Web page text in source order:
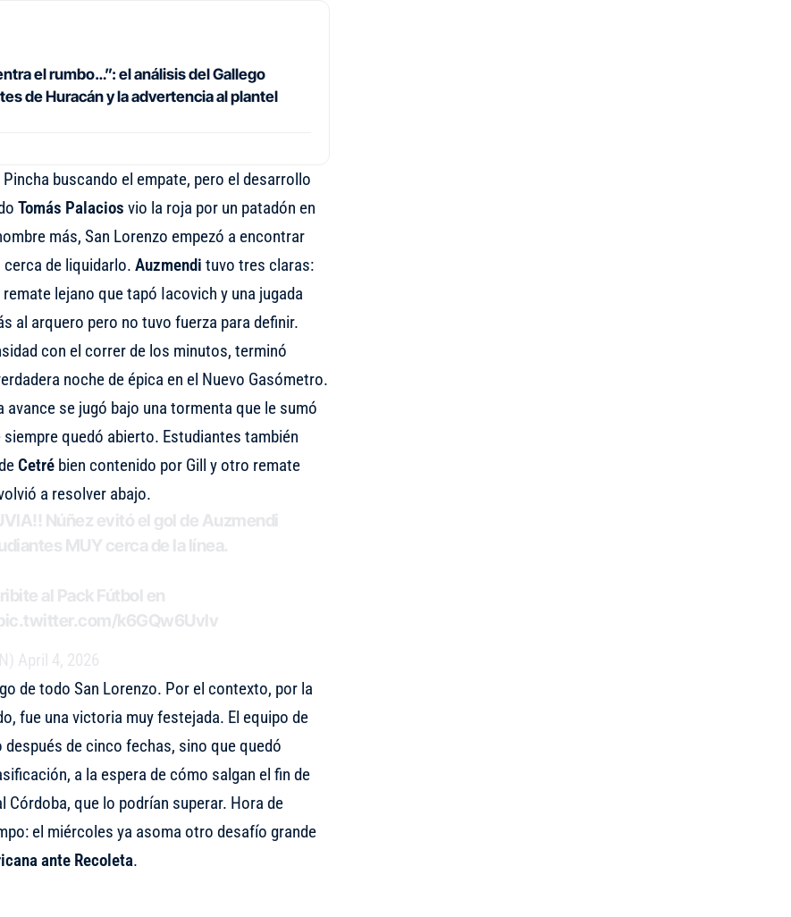
el rumbo…”: el análisis del Gallego
de Huracán y la advertencia al plantel
buscando el empate, pero el desarrollo
Tomás Palacios vio la roja por un patadón en
más, San Lorenzo empezó a encontrar
de liquidarlo. Auzmendi tuvo tres claras:
lejano que tapó Iacovich y una jugada
al arquero pero no tuvo fuerza para definir.
con el correr de los minutos, terminó
noche de épica en el Nuevo Gasómetro.
avance se jugó bajo una tormenta que le sumó
quedó abierto. Estudiantes también
Cetrébien contenido por Gill y otro remate
a resolver abajo.
Núñez evitó el gol de Auzmendi
MUY cerca de la línea.
al Pack Fútbol en
k6GQw6Uvlv
April 4, 2026
de todo San Lorenzo. Por el contexto, por la
fue una victoria muy festejada. El equipo de
de cinco fechas, sino que quedó
a la espera de cómo salgan el fin de
Córdoba, que lo podrían superar. Hora de
el miércoles ya asoma otro desafío grande
ante Recoleta.